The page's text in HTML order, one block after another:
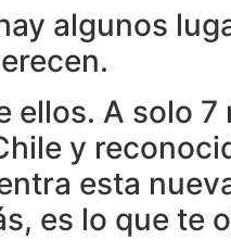
algunos
ellos. A solo
y
esta
es lo que te